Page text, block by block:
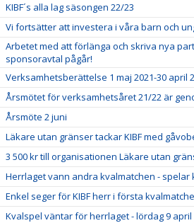
KIBF´s alla lag säsongen 22/23
Vi fortsätter att investera i våra barn och
Arbetet med att förlänga och skriva nya
sponsoravtal pågår!
Verksamhetsberättelse 1 maj 2021-30 april
Årsmötet för verksamhetsåret 21/22 är
Årsmöte 2 juni
Läkare utan gränser tackar KIBF med
3 500 kr till organisationen Läkare utan
Herrlaget vann andra kvalmatchen - spelar
Enkel seger för KIBF herr i första
Kvalspel väntar för herrlaget - lördag 9 april